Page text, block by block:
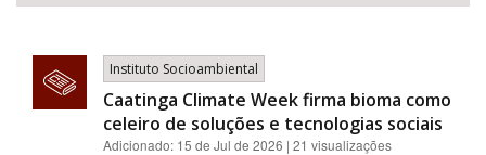
Instituto Socioambiental
Caatinga Climate Week firma bioma como
celeiro de soluções e tecnologias sociais
Adicionado: 15 de Jul de 2026 | 21 visualizações